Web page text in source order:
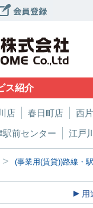
ス紹介
店 春日町店 西
駅前センター 江戸
> (事業用(賃貸))路線・
用